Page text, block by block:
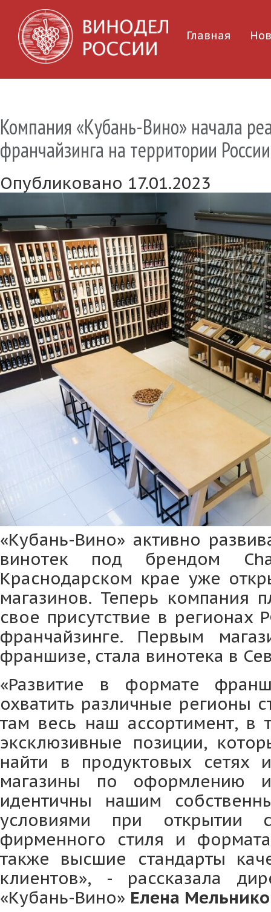
Главная
Компания «Кубань-Вино» начала
франчайзинга на территории России
Опубликовано 17.01.2023
«Кубань-Вино» активно
винотек под брендом
Краснодарском крае уже
магазинов. Теперь компания
свое присутствие в регионах
франчайзинге. Первым
франшизе, стала винотека в
«Развитие в формате
охватить различные регионы
там весь наш ассортимент, в
эксклюзивные позиции,
найти в продуктовых сетях
магазины по оформлению и
идентичны нашим
условиями при открытии
фирменного стиля и
также высшие стандарты
клиентов», - рассказала
«Кубань-Вино» Елена